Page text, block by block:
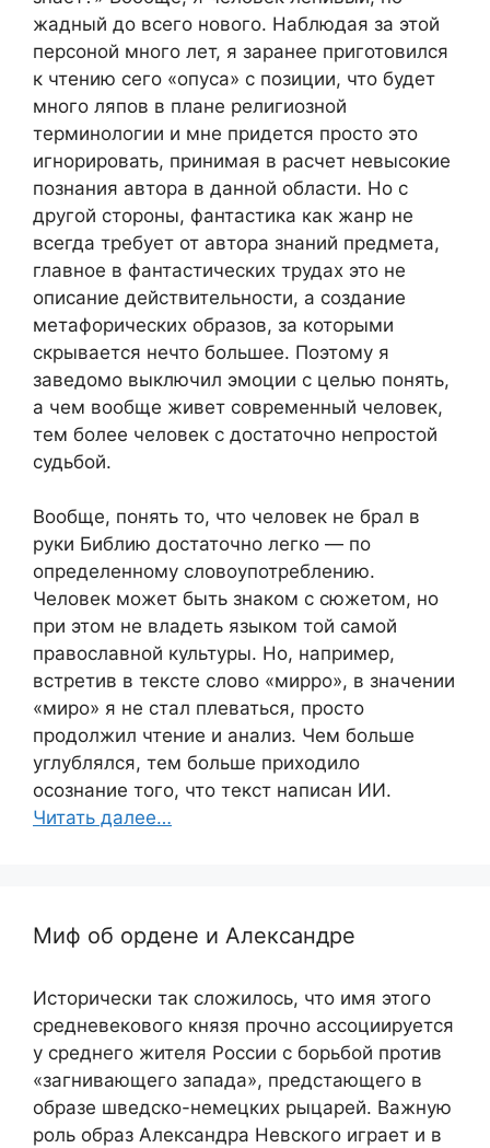
жадный до всего нового. Наблюдая за этой
персоной много лет, я заранее приготовился
к чтению сего «опуса» с позиции, что будет
много ляпов в плане религиозной
терминологии и мне придется просто это
игнорировать, принимая в расчет невысокие
познания автора в данной области. Но с
другой стороны, фантастика как жанр не
всегда требует от автора знаний предмета,
главное в фантастических трудах это не
описание действительности, а создание
метафорических образов, за которыми
скрывается нечто большее. Поэтому я
заведомо выключил эмоции с целью понять,
а чем вообще живет современный человек,
тем более человек с достаточно непростой
судьбой.
Вообще, понять то, что человек не брал в
руки Библию достаточно легко — по
определенному словоупотреблению.
Человек может быть знаком с сюжетом, но
при этом не владеть языком той самой
православной культуры. Но, например,
встретив в тексте слово «мирро», в значении
«миро» я не стал плеваться, просто
продолжил чтение и анализ. Чем больше
углублялся, тем больше приходило
осознание того, что текст написан ИИ.
Читать далее…
Миф об ордене и Александре
Исторически так сложилось, что имя этого
средневекового князя прочно ассоциируется
у среднего жителя России с борьбой против
«загнивающего запада», предстающего в
образе шведско-немецких рыцарей. Важную
роль образ Александра Невского играет и в